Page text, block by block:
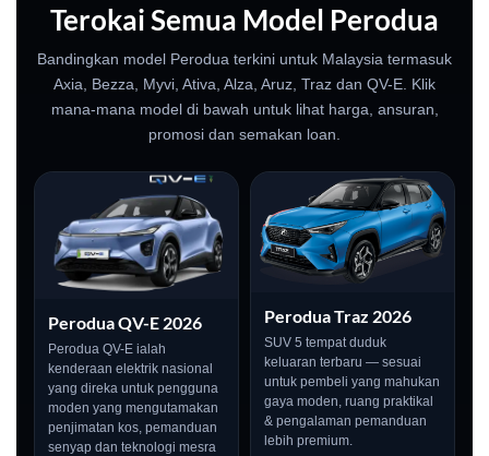
Terokai Semua Model Perodua
Bandingkan model Perodua terkini untuk Malaysia termasuk
Axia, Bezza, Myvi, Ativa, Alza, Aruz, Traz dan QV-E. Klik
mana-mana model di bawah untuk lihat harga, ansuran,
promosi dan semakan loan.
Perodua QV-E 2026
Perodua QV-E ialah
kenderaan elektrik nasional
yang direka untuk pengguna
moden yang mengutamakan
penjimatan kos, pemanduan
senyap dan teknologi mesra
Perodua Traz 2026
SUV 5 tempat duduk
keluaran terbaru — sesuai
untuk pembeli yang mahukan
gaya moden, ruang praktikal
& pengalaman pemanduan
lebih premium.